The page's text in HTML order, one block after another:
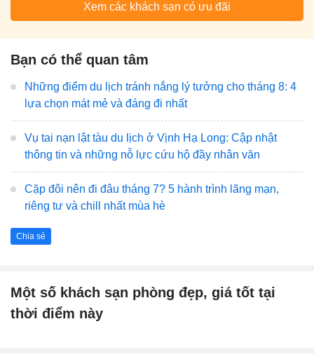
Xem các khách sạn có ưu đãi
Bạn có thể quan tâm
Những điểm du lịch tránh nắng lý tưởng cho tháng 8: 4
lựa chọn mát mẻ và đáng đi nhất
Vụ tai nạn lật tàu du lịch ở Vịnh Hạ Long: Cập nhật
thông tin và những nỗ lực cứu hộ đầy nhân văn
Cặp đôi nên đi đâu tháng 7? 5 hành trình lãng mạn,
riêng tư và chill nhất mùa hè
Chia sẻ
Một số khách sạn phòng đẹp, giá tốt tại
thời điểm này